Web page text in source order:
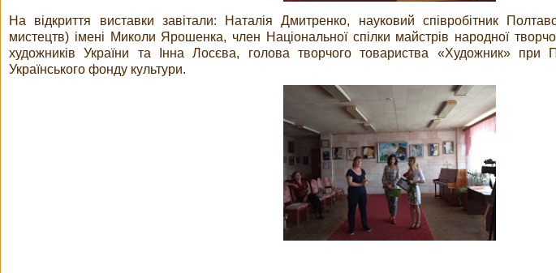
На відкриття виставки завітали: Наталія Дмитренко, науковий співробітник
мистецтв) імені Миколи Ярошенка, член Національної спілки майстрів народної
художників України та Інна Лосєва, голова творчого товариства «Художник» при
Українського фонду культури.